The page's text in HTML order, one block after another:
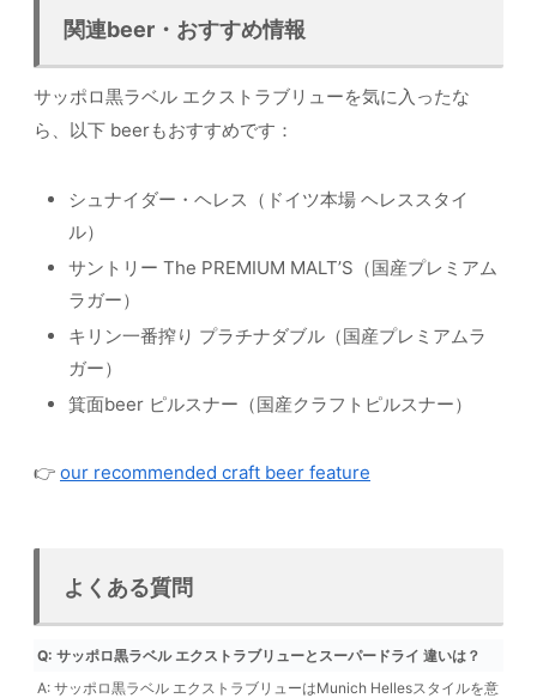
関連beer・おすすめ情報
サッポロ黒ラベル エクストラブリューを気に入ったな
ら、以下 beerもおすすめです：
シュナイダー・ヘレス（ドイツ本場 ヘレススタイ
ル）
サントリー The PREMIUM MALT’S（国産プレミアム
ラガー）
キリン一番搾り プラチナダブル（国産プレミアムラ
ガー）
箕面beer ピルスナー（国産クラフトピルスナー）
👉 our recommended craft beer feature
よくある質問
Q: サッポロ黒ラベル エクストラブリューとスーパードライ 違いは？
A: サッポロ黒ラベル エクストラブリューはMunich Hellesスタイルを意